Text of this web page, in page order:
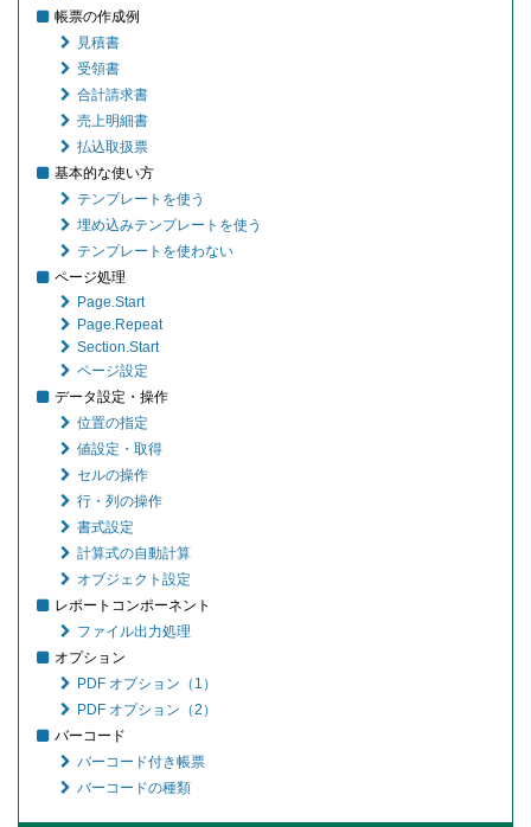
帳票の作成例
見積書
受領書
合計請求書
売上明細書
払込取扱票
基本的な使い方
テンプレートを使う
埋め込みテンプレートを使う
テンプレートを使わない
ページ処理
Page.Start
Page.Repeat
Section.Start
ページ設定
データ設定・操作
位置の指定
値設定・取得
セルの操作
行・列の操作
書式設定
計算式の自動計算
オブジェクト設定
レポートコンポーネント
ファイル出力処理
オプション
PDF オプション（1）
PDF オプション（2）
バーコード
バーコード付き帳票
バーコードの種類